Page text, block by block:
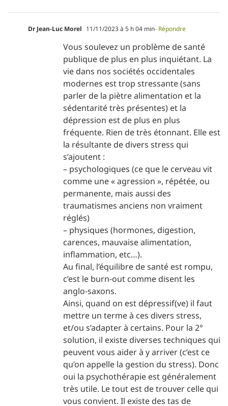
Dr Jean-Luc Morel 11/11/2023 à 5 h 04 min- Répondre
Vous soulevez un problème de santé
publique de plus en plus inquiétant. La
vie dans nos sociétés occidentales
modernes est trop stressante (sans
parler de la piètre alimentation et la
sédentarité très présentes) et la
dépression est de plus en plus
fréquente. Rien de très étonnant. Elle est
la résultante de divers stress qui
s’ajoutent :
– psychologiques (ce que le cerveau vit
comme une « agression », répétée, ou
permanente, mais aussi des
traumatismes anciens non vraiment
réglés)
– physiques (hormones, digestion,
carences, mauvaise alimentation,
inflammation, etc…).
Au final, l’équilibre de santé est rompu,
c’est le burn-out comme disent les
anglo-saxons.
Ainsi, quand on est dépressif(ve) il faut
mettre un terme à ces divers stress,
et/ou s’adapter à certains. Pour la 2°
solution, il existe diverses techniques qui
peuvent vous aider à y arriver (c’est ce
qu’on appelle la gestion du stress). Donc
oui la psychothérapie est généralement
très utile. Le tout est de trouver celle qui
vous convient. Il existe des tas de